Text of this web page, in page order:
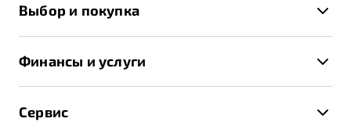
X70
Выбор и покупка
Спецпредложения и Акции
Записаться на тест-драйв
Финансы и услуги
Трейд-ин
Сервис